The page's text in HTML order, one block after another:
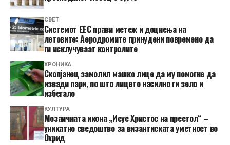
СВЕТ
Системот ЕЕС прави метеж и доцнења на
летовите: Аеродромите принудени повремено да
ги исклучуваат контролите
ХРОНИКА
Скопјанец замолил машко лице да му помогне да
извади пари, по што лицето насилно ги зело и
избегало
КУЛТУРА
Мозаичната икона „Исус Христос на престол“ –
уникатно сведоштво за византиската уметност во
Охрид